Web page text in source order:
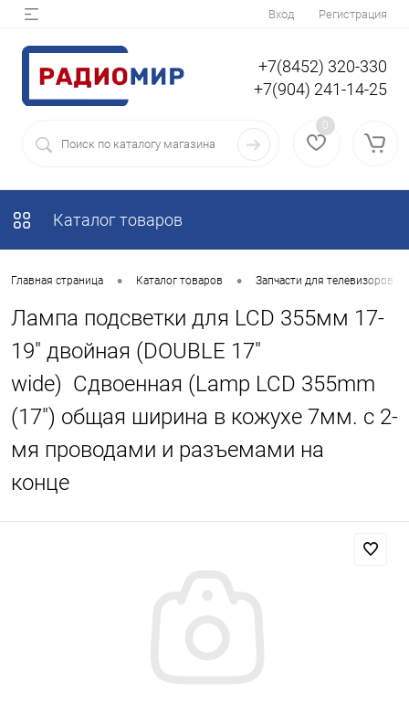
Вход Регистрация
+7(8452) 320-330
+7(904) 241-14-25
0
Каталог товаров
Главная страница • Каталог товаров • Запчасти для телевизоров
Лампа подсветки для LCD 355мм 17-
19" двойная (DOUBLE 17"
wide) Сдвоенная (Lamp LCD 355mm
(17") общая ширина в кожухе 7мм. с 2-
мя проводами и разъемами на
конце